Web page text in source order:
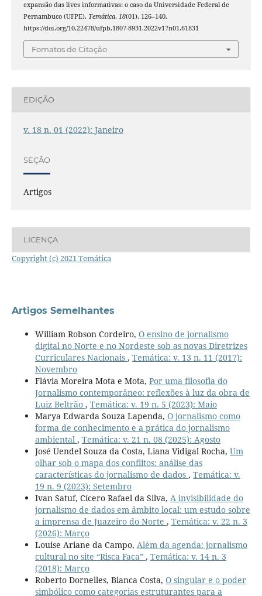
expansão das lives informativas: o caso da Universidade Federal de
Pernambuco (UFPE). Temática, 18(01), 126–140.
https://doi.org/10.22478/ufpb.1807-8931.2022v17n01.61831
Fomatos de Citação
EDIÇÃO
v. 18 n. 01 (2022): Janeiro
SEÇÃO
Artigos
LICENÇA
Copyright (c) 2021 Temática
Artigos Semelhantes
William Robson Cordeiro, O ensino de jornalismo
digital no Norte e no Nordeste sob as novas Diretrizes
Curriculares Nacionais , Temática: v. 13 n. 11 (2017):
Novembro
Flávia Moreira Mota e Mota, Por uma filosofia do
Jornalismo contemporâneo: reflexões à luz da obra de
Luiz Beltrão , Temática: v. 19 n. 5 (2023): Maio
Marya Edwarda Souza Lapenda, O jornalismo como
forma de conhecimento e a prática do jornalismo
ambiental , Temática: v. 21 n. 08 (2025): Agosto
José Uendel Souza da Costa, Liana Vidigal Rocha, Um
olhar sob o mapa dos conflitos: análise das
características do jornalismo de dados , Temática: v.
19 n. 9 (2023): Setembro
Ivan Satuf, Cícero Rafael da Silva, A invisibilidade do
jornalismo de dados em âmbito local: um estudo sobre
a imprensa de Juazeiro do Norte , Temática: v. 22 n. 3
(2026): Março
Louise Ariane da Campo, Além da agenda: jornalismo
cultural no site “Risca Faca” , Temática: v. 14 n. 3
(2018): Março
Roberto Dornelles, Bianca Costa, O singular e o poder
simbólico como categorias estruturantes para a